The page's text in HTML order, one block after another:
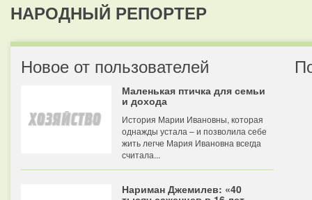
НАРОДНЫЙ РЕПОРТЕР
Новое от пользователей
Маленькая птичка для семьи
и дохода
История Марии Ивановны, которая
однажды устала – и позволила себе
жить легче Мария Ивановна всегда
считала...
Нариман Джемилев: «40